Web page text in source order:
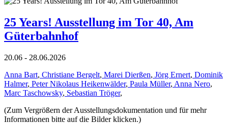
25 Years! Ausstellung im Tor 40, Am
Güterbahnhof
20.06 - 28.06.2026
Anna Bart, Christiane Bergelt, Marei Dierßen, Jörg Ernert, Dominik
Halmer, Peter Nikolaus Heikenwälder, Paula Müller, Anna Nero,
Marc Taschowsky, Sebastian Tröger,
(Zum Vergrößern der Ausstellungsdokumentation und für mehr
Informationen bitte auf die Bilder klicken.)